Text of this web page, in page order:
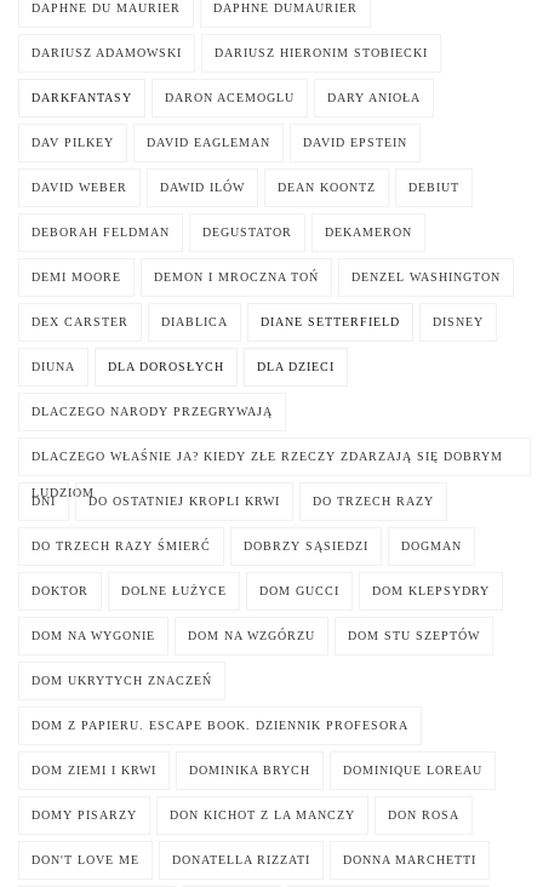
DAPHNE DU MAURIER DAPHNE DUMAURIER
DARIUSZ ADAMOWSKI DARIUSZ HIERONIM STOBIECKI
DARKFANTASY DARON ACEMOGLU DARY ANIOŁA
DAV PILKEY DAVID EAGLEMAN DAVID EPSTEIN
DAVID WEBER DAWID ILÓW DEAN KOONTZ DEBIUT
DEBORAH FELDMAN DEGUSTATOR DEKAMERON
DEMI MOORE DEMON I MROCZNA TOŃ DENZEL WASHINGTON
DEX CARSTER DIABLICA DIANE SETTERFIELD DISNEY
DIUNA DLA DOROSŁYCH DLA DZIECI
DLACZEGO NARODY PRZEGRYWAJĄ
DLACZEGO WŁAŚNIE JA? KIEDY ZŁE RZECZY ZDARZAJĄ SIĘ DOBRYM
LUDZIOM
DNI DO OSTATNIEJ KROPLI KRWI DO TRZECH RAZY
DO TRZECH RAZY ŚMIERĆ DOBRZY SĄSIEDZI DOGMAN
DOKTOR DOLNE ŁUŻYCE DOM GUCCI DOM KLEPSYDRY
DOM NA WYGONIE DOM NA WZGÓRZU DOM STU SZEPTÓW
DOM UKRYTYCH ZNACZEŃ
DOM Z PAPIERU. ESCAPE BOOK. DZIENNIK PROFESORA
DOM ZIEMI I KRWI DOMINIKA BRYCH DOMINIQUE LOREAU
DOMY PISARZY DON KICHOT Z LA MANCZY DON ROSA
DON'T LOVE ME DONATELLA RIZZATI DONNA MARCHETTI